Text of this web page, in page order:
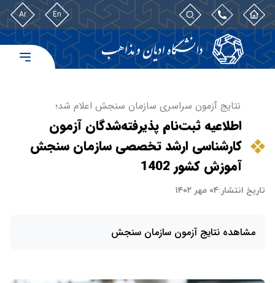
En
Ar
نتایج آزمون سراسری سازمان سنجش اعلام شد؛
اطلاعیه ثبت‌نام پذیرفته‌شدگان آزمون
کارشناسی ارشد تخصصی سازمان سنجش
آموزش کشور 1402
تاریخ انتشار:۰۴ مهر ۱۴۰۲
مشاهده نتایج آزمون سازمان سنجش